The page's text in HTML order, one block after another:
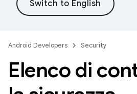
Android Developers Security
Elenco di